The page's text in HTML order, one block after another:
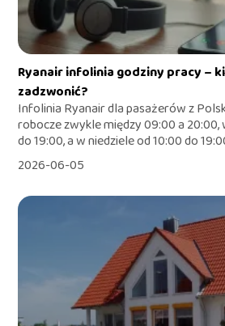
Ryanair infolinia godziny pracy –
zadzwonić?
Infolinia Ryanair dla pasażerów z
robocze zwykle między 09:00 a
do 19:00, a w niedziele od 10:00 do
2026-06-05